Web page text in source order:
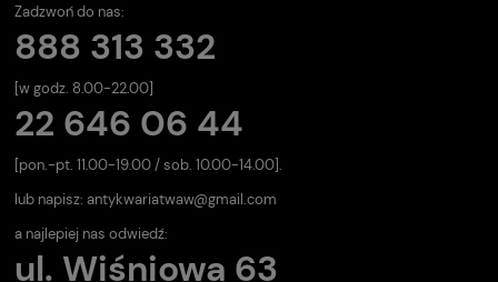
Zadzwoń do nas:
888 313 332
[w godz. 8.00-22.00]
22 646 06 44
[pon.-pt. 11.00-19.00 / sob. 10.00-14.00].
lub napisz: antykwariatwaw@gmail.com
a najlepiej nas odwiedź:
ul. Wiśniowa 63